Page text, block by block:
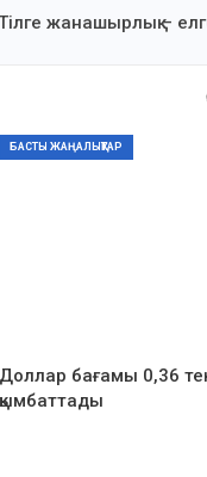
жанашырлық –
БАСТЫ ЖАҢАЛЫҚТАР
Доллар бағамы 0,36
қымбаттады